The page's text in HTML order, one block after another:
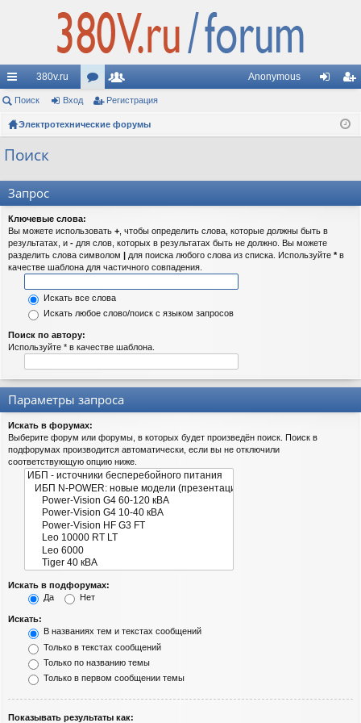
с
ы
лк
380v.ru
ор
ум
ол
ьз
Anonymous
ис
Поиск Вход Регистрация
Электротехнические форумы
Поиск
Запрос
Ключевые слова:
Вы можете использовать + , чтобы определить слова, которые должны быть в
результатах, и - для слов, которых в результатах быть не должно. Вы можете
разделить слова символом | для поиска любого слова из списка. Используйте *в
качестве шаблона для частичного совпадения.
Искать все слова
Искать любое слово/поиск с языком запросов
Поиск по автору:
Используйте * в качестве шаблона.
Параметры запроса
Искать в форумах:
Выберите форум или форумы, в которых будет произведён поиск. Поиск в
подфорумах производится автоматически, если вы не отключили
соответствующую опцию ниже.
Искать в подфорумах:
Да
Нет
Искать:
В названиях тем и текстах сообщений
Только в текстах сообщений
Только по названию темы
Только в первом сообщении темы
Показывать результаты как: